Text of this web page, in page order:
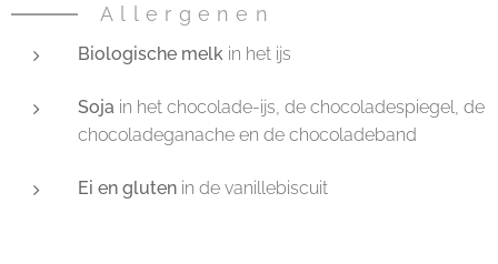
Allergenen
Biologische melk in het ijs
Soja in het chocolade-ijs, de chocoladespiegel, de
chocoladeganache en de chocoladeband
Ei en gluten in de vanillebiscuit